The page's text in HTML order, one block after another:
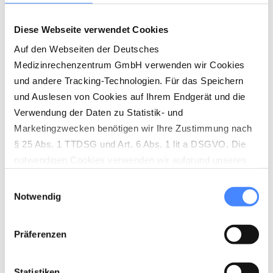
Diese Webseite verwendet Cookies
Auf den Webseiten der Deutsches
Medizinrechenzentrum GmbH verwenden wir Cookies
und andere Tracking-Technologien. Für das Speichern
und Auslesen von Cookies auf Ihrem Endgerät und die
Verwendung der Daten zu Statistik- und
Marketingzwecken benötigen wir Ihre Zustimmung nach
§ 25 Abs. 1 TTDSG und Art. 6 Abs. 1 lit a DSGVO. Die
Herstellung der vollständigen Funktionalität unserer
notwendigen Cookies werden nur gesetzt, wenn eine
lit. a DSGVO). Die Einwilligung wird über den sog.
Notwendig
Präferenzen